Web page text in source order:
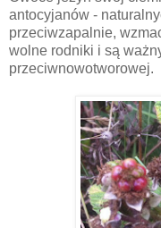
antocyjanów -
przeciwzapalnie,
wolne rodniki i są
przeciwnowotworowej.